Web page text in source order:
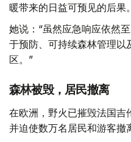
暖带来的日益可预见的后果
她说：“虽然应急响应依然
于预防、可持续森林管理以
区。”
森林被毁，居民撤离
在欧洲，野火已摧毁法国吉
并迫使数万名居民和游客撤